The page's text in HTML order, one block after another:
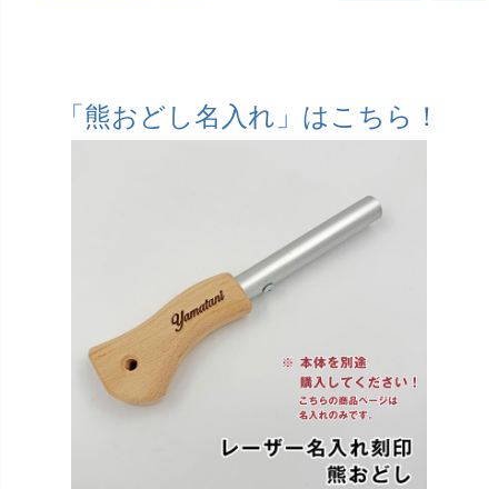
「熊おどし名入れ」はこちら！